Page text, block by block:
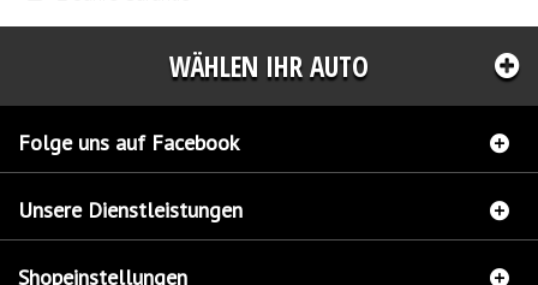
WÄHLEN IHR AUTO
Folge uns auf Facebook
Unsere Dienstleistungen
Shopeinstellungen